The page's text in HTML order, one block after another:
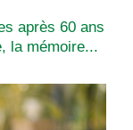
après 60 ans
la mémoire...